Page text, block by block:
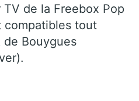
de la Freebox Pop
compatibles tout
de Bouygues